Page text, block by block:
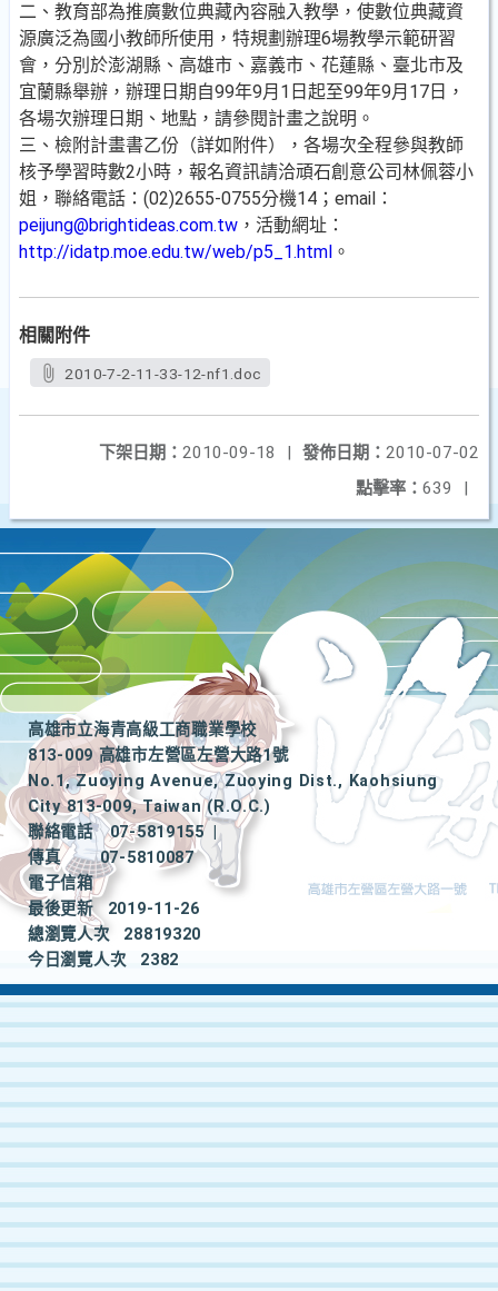
二、教育部為推廣數位典藏內容融入教學，使數位典藏資
源廣泛為國小教師所使用，特規劃辦理6場教學示範研習
會，分別於澎湖縣、高雄市、嘉義市、花蓮縣、臺北市及
宜蘭縣舉辦，辦理日期自99年9月1日起至99年9月17日，
各場次辦理日期、地點，請參閱計畫之說明。
三、檢附計畫書乙份（詳如附件），各場次全程參與教師
核予學習時數2小時，報名資訊請洽頑石創意公司林佩蓉小
姐，聯絡電話：(02)2655-0755分機14；email：
peijung@brightideas.com.tw ，活動網址：
http://idatp.moe.edu.tw/web/p5_1.html 。
相關附件
2010-7-2-11-33-12-nf1.doc
發佈日期： 2010-07-02
下架日期： 2010-09-18
|
點擊率： 639 |
高雄市立海青高級工商職業學校
813-009 高雄市左營區左營大路1號
No.1, Zuoying Avenue, Zuoying Dist., Kaohsiung
City 813-009, Taiwan (R.O.C.)
聯絡電話
07-5819155
|
傳真
07-5810087
電子信箱
最後更新
2019-11-26
總瀏覽人次
28819320
今日瀏覽人次
2382